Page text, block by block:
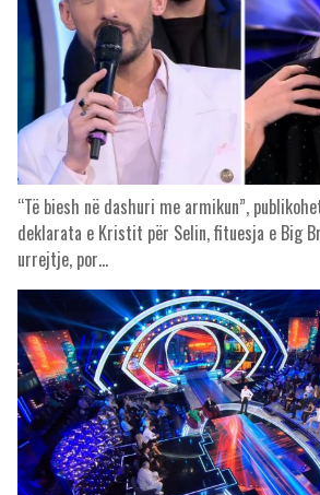
“Të biesh në dashuri me armikun”,
deklarata e Kristit për Selin, fituesja e Big
urrejtje, por…